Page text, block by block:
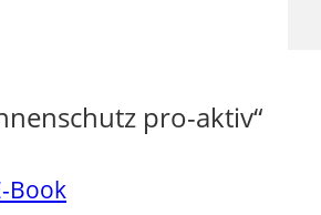
pro-aktiv“
Book